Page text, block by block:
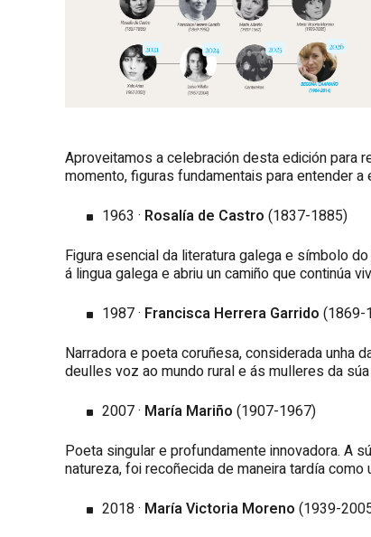
Aproveitamos a celebración desta edición para
momento, figuras fundamentais para entender a
1963 · Rosalía de Castro (1837-1885)
Figura esencial da literatura galega e símbolo
á lingua galega e abriu un camiño que continúa
1987 · Francisca Herrera Garrido (1869-
Narradora e poeta coruñesa, considerada unha
deulles voz ao mundo rural e ás mulleres da
2007 · María Mariño (1907-1967)
Poeta singular e profundamente innovadora. A
natureza, foi recoñecida de maneira tardía
2018 · María Victoria Moreno (1939-